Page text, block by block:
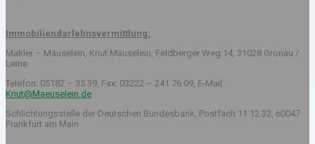
Immobiliendarlehnsvermittlung:
Makler – Mäuselein, Knut Mäuselein, Feldberger Weg 14, 31028 Gronau /
Leine
Telefon: 05182 – 35 39, Fax: 03222 – 241 76 09, E-Mail:
Knut@Maeuselein.de
Schlichtungsstelle der Deutschen Bundesbank, Postfach 11 12 32, 60047
Frankfurt am Main